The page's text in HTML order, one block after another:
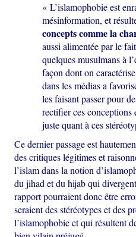
« L’islamophobie est
mésinformation, et
concepts comme la
aussi alimentée par le
quelques musulmans à
façon dont on
dans les médias a
les faisant passer pour
rectifier ces conceptions
juste quant à ces
Ce dernier passage est
des critiques légitimes et
l’islam dans la notion
du jihad et du hijab qui
rapport pourraient donc être
seraient des stéréotypes et des
l’islamophobie et qui résultent